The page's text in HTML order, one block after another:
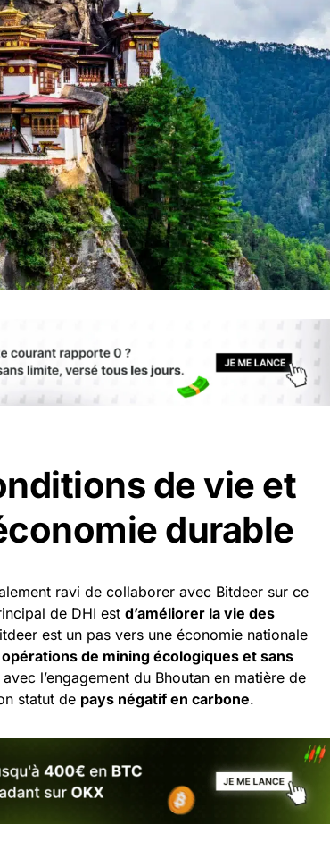
de vie et
durable
ravi de collaborer avec Bitdeer sur ce
de DHI est d’améliorer la vie des
est un pas vers une économie nationale
opérations de mining écologiques et sans
l’engagement du Bhoutan en matière de
statut de pays négatif en carbone.